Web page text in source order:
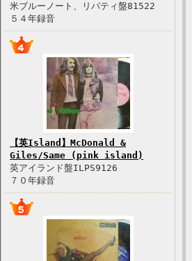
米ブルーノート、リバティ盤81522
５４年録音
【英Island】McDonald &
Giles/Same (pink island)
英アイランド盤ILPS9126
７０年録音